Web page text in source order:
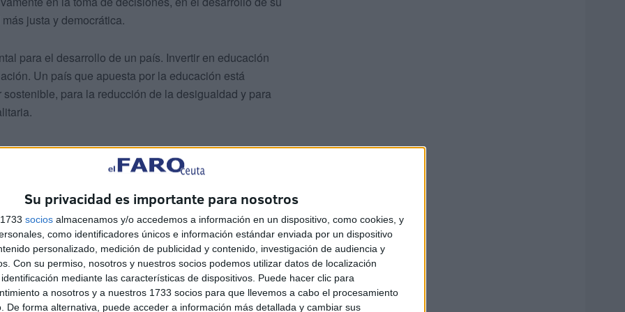
Su privacidad es importante para nosotros
socios almacenamos y/o accedemos a información en un dispositivo, como cookies, y
como identificadores únicos e información estándar enviada por un dispositivo
personalizado, medición de publicidad y contenido, investigación de audiencia y
Con su permiso, nosotros y nuestros socios podemos utilizar datos de localización
mediante las características de dispositivos. Puede hacer clic para
a nosotros y a nuestros 1733 socios para que llevemos a cabo el procesamiento
De forma alternativa, puede acceder a información más detallada y cambiar sus
justa y democrática.
para el desarrollo de un país. Invertir en educación
Un país que apuesta por la educación está
para la reducción de la desigualdad y para
la importancia que merece a la educación ya que
resultados del ámbito nacional en relación a las tres
y ciencias.
Europea, ni en el grupo que conforman los países